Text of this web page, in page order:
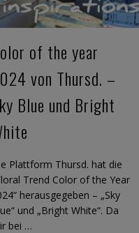
of the year
von Thursd. –
Blue und Bright
Plattform Thursd. hat die
Trend Color of the Year
herausgegeben – „Sky
und „Bright White“. Da
bei …